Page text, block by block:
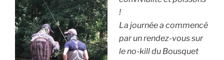
!
La journée a commencé
par un rendez-vous sur
le no-kill du Bousquet